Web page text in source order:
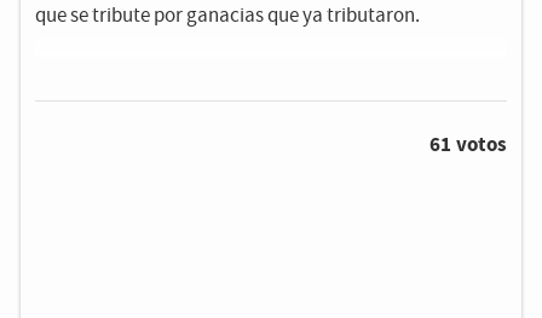
que se tribute por ganacias que ya tributaron.
61 votos